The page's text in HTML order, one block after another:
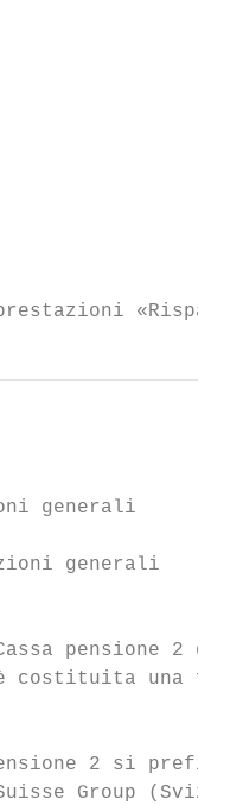
generali
generali
pensione 2 di
costituita una
2 si
Group